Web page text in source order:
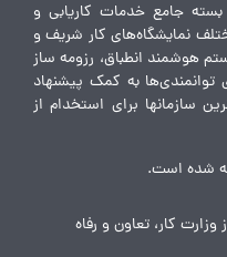
بسته جامع خدمات کاریابی و
نمایشگاه‌های کار شریف و
هوشمند انطباق، رزومه ساز
توانمندی‌ها به کمک پیشنهاد
سازمانها برای استخدام از
شده است.
کار، تعاون و رفاه